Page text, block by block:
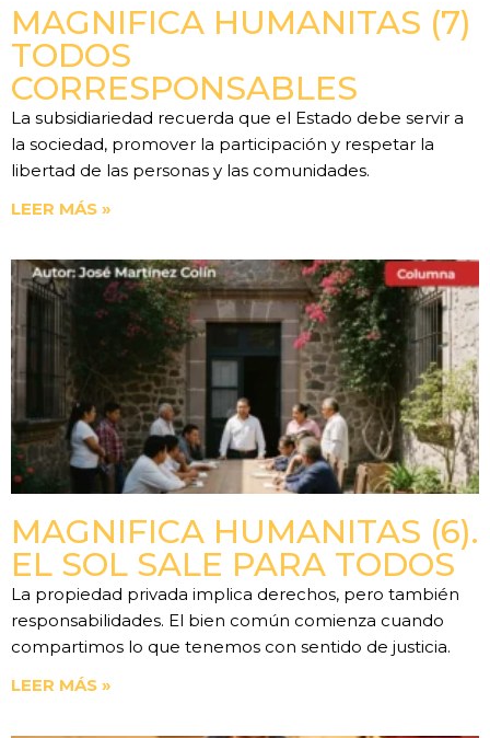
MAGNIFICA HUMANITAS (7)
TODOS
CORRESPONSABLES
La subsidiariedad recuerda que el Estado debe servir a
la sociedad, promover la participación y respetar la
libertad de las personas y las comunidades.
LEER MÁS »
MAGNIFICA HUMANITAS (6).
EL SOL SALE PARA TODOS
La propiedad privada implica derechos, pero también
responsabilidades. El bien común comienza cuando
compartimos lo que tenemos con sentido de justicia.
LEER MÁS »